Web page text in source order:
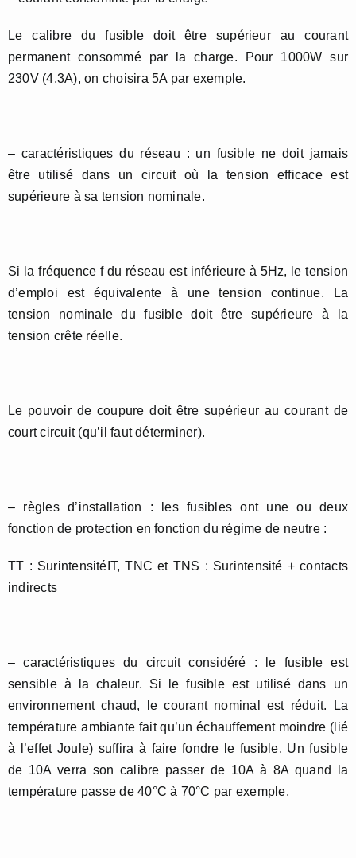
Le calibre du fusible doit être supérieur au courant
permanent consommé par la charge. Pour 1000W sur
230V (4.3A), on choisira 5A par exemple.
– caractéristiques du réseau : un fusible ne doit jamais
être utilisé dans un circuit où la tension efficace est
supérieure à sa tension nominale.
Si la fréquence f du réseau est inférieure à 5Hz, le tension
d’emploi est équivalente à une tension continue. La
tension nominale du fusible doit être supérieure à la
tension crête réelle.
Le pouvoir de coupure doit être supérieur au courant de
court circuit (qu’il faut déterminer).
– règles d’installation : les fusibles ont une ou deux
fonction de protection en fonction du régime de neutre :
TT : SurintensitéIT, TNC et TNS : Surintensité + contacts
indirects
– caractéristiques du circuit considéré : le fusible est
sensible à la chaleur. Si le fusible est utilisé dans un
environnement chaud, le courant nominal est réduit. La
température ambiante fait qu’un échauffement moindre (lié
à l’effet Joule) suffira à faire fondre le fusible. Un fusible
de 10A verra son calibre passer de 10A à 8A quand la
température passe de 40°C à 70°C par exemple.